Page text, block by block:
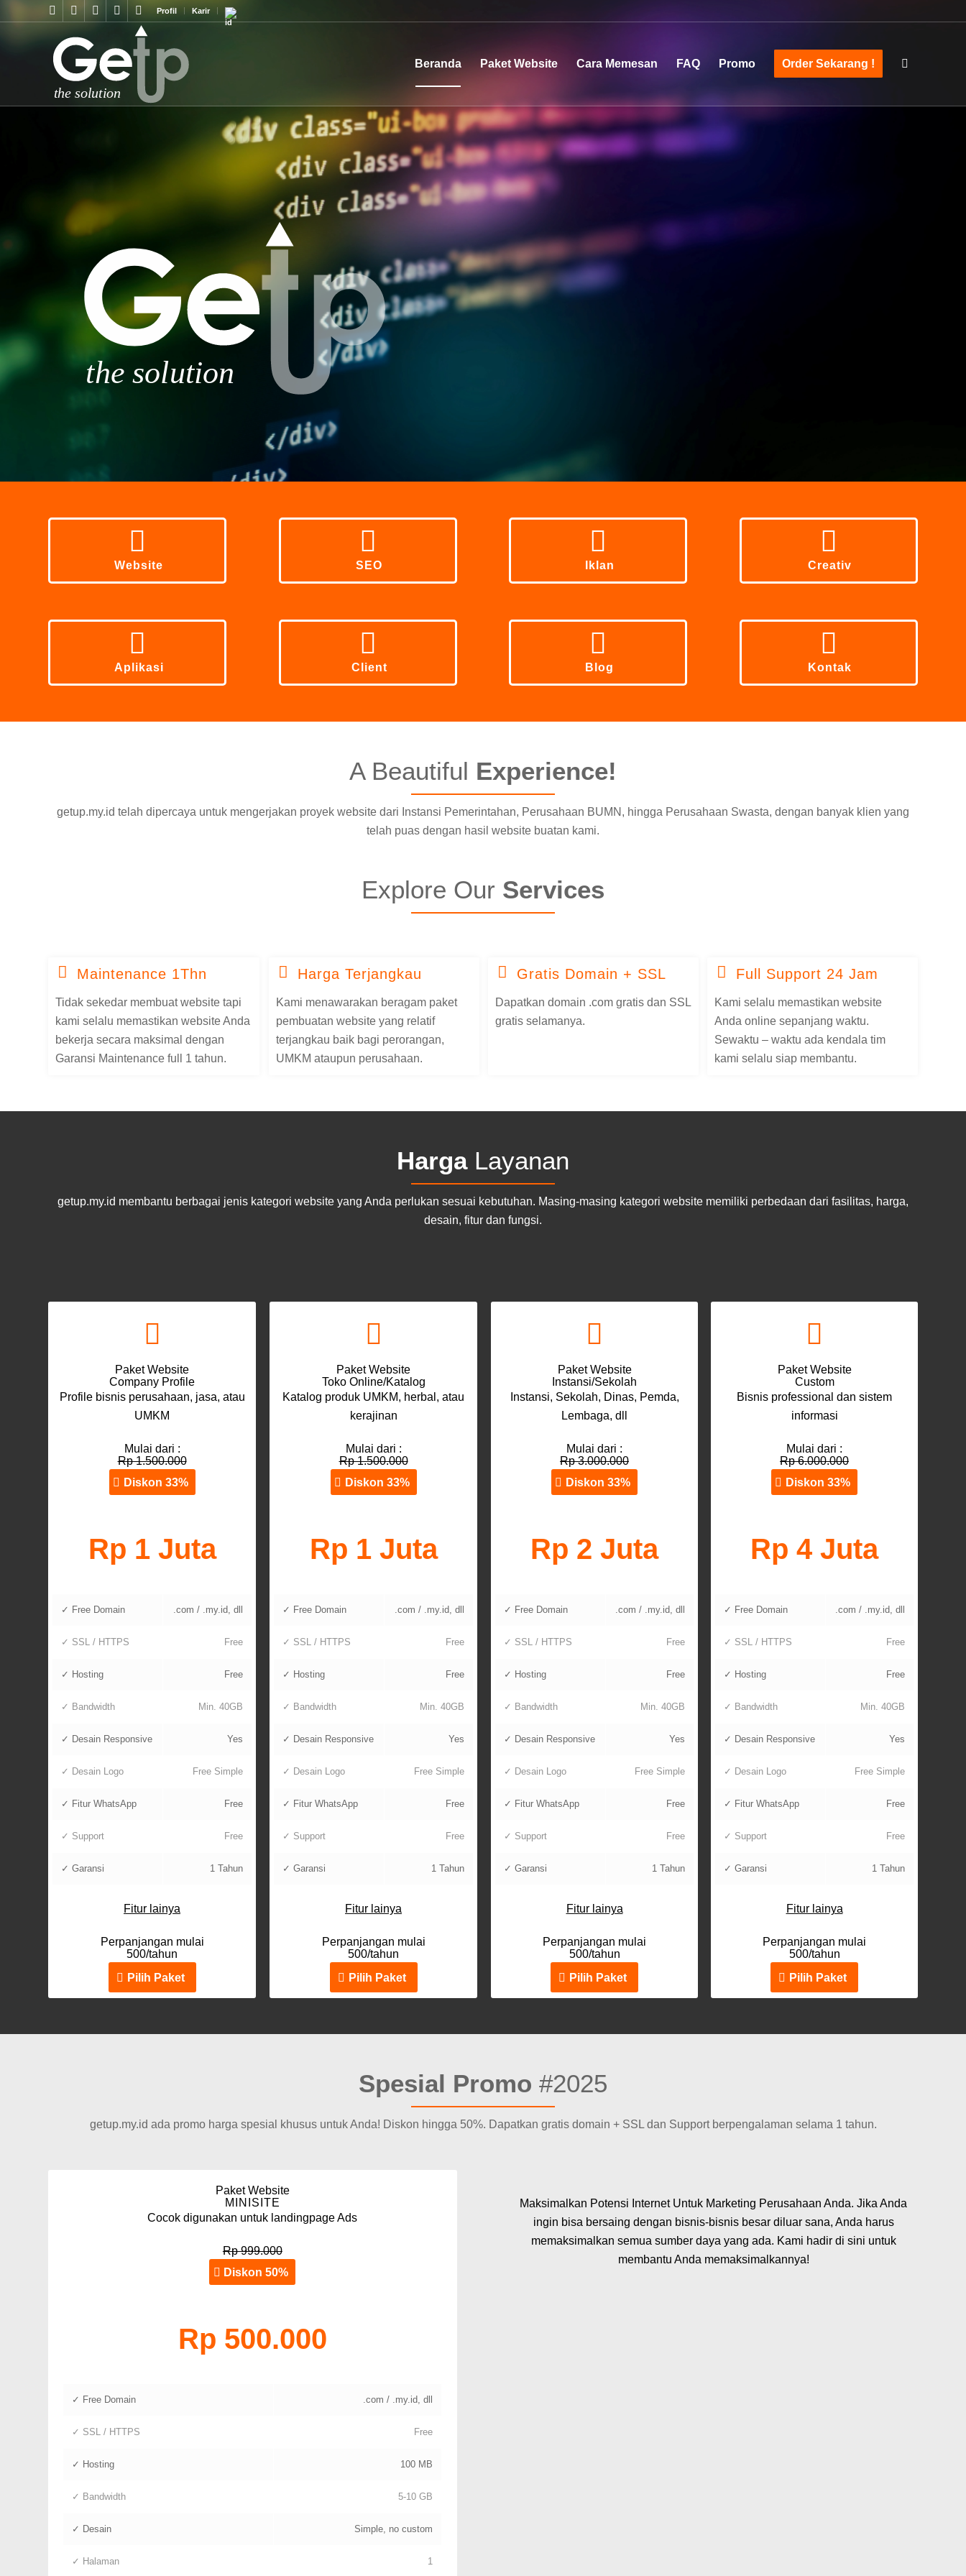
Profil Karir
the solution
Beranda Paket Website Cara Memesan FAQ Promo Order Sekarang !
Website SEO Iklan Creativ
Aplikasi Client Blog Kontak
A Beautiful Experience!
getup.my.id telah dipercaya untuk mengerjakan proyek website dari Instansi Pemerintahan, Perusahaan BUMN, hingga Perusahaan Swasta, dengan banyak klien yang
telah puas dengan hasil website buatan kami.
Explore Our Services
Maintenance 1Thn
Tidak sekedar membuat website tapi
kami selalu memastikan website Anda
bekerja secara maksimal dengan
Garansi Maintenance full 1 tahun.
Harga Terjangkau
Kami menawarakan beragam paket
pembuatan website yang relatif
terjangkau baik bagi perorangan,
UMKM ataupun perusahaan.
Gratis Domain + SSL
Dapatkan domain .com gratis dan SSL
gratis selamanya.
Full Support 24 Jam
Kami selalu memastikan website
Anda online sepanjang waktu.
Sewaktu – waktu ada kendala tim
kami selalu siap membantu.
HargaLayanan
getup.my.id membantu berbagai jenis kategori website yang Anda perlukan sesuai kebutuhan. Masing-masing kategori website memiliki perbedaan dari fasilitas, harga,
desain, fitur dan fungsi.
Paket Website
Company Profile
Profile bisnis perusahaan, jasa, atau
UMKM
Mulai dari :
Rp 1.500.000
Diskon 33%
Rp 1 Juta
✓ Free Domain .com / .my.id, dll
✓ SSL / HTTPS Free
✓ Hosting Free
✓ Bandwidth Min. 40GB
✓ Desain Responsive Yes
✓ Desain Logo Free Simple
✓ Fitur WhatsApp Free
✓ Support Free
✓ Garansi 1 Tahun
Fitur lainya
Perpanjangan mulai
500/tahun
Pilih Paket
Paket Website
Toko Online/Katalog
Katalog produk UMKM, herbal, atau
kerajinan
Mulai dari :
Rp 1.500.000
Diskon 33%
Rp 1 Juta
✓ Free Domain .com / .my.id, dll
✓ SSL / HTTPS Free
✓ Hosting Free
✓ Bandwidth Min. 40GB
✓ Desain Responsive Yes
✓ Desain Logo Free Simple
✓ Fitur WhatsApp Free
✓ Support Free
✓ Garansi 1 Tahun
Fitur lainya
Perpanjangan mulai
500/tahun
Pilih Paket
Paket Website
Instansi/Sekolah
Instansi, Sekolah, Dinas, Pemda,
Lembaga, dll
Mulai dari :
Rp 3.000.000
Diskon 33%
Rp 2 Juta
✓ Free Domain .com / .my.id, dll
✓ SSL / HTTPS Free
✓ Hosting Free
✓ Bandwidth Min. 40GB
✓ Desain Responsive Yes
✓ Desain Logo Free Simple
✓ Fitur WhatsApp Free
✓ Support Free
✓ Garansi 1 Tahun
Fitur lainya
Perpanjangan mulai
500/tahun
Pilih Paket
Paket Website
Custom
Bisnis professional dan sistem
informasi
Mulai dari :
Rp 6.000.000
Diskon 33%
Rp 4 Juta
✓ Free Domain .com / .my.id, dll
✓ SSL / HTTPS Free
✓ Hosting Free
✓ Bandwidth Min. 40GB
✓ Desain Responsive Yes
✓ Desain Logo Free Simple
✓ Fitur WhatsApp Free
✓ Support Free
✓ Garansi 1 Tahun
Fitur lainya
Perpanjangan mulai
500/tahun
Pilih Paket
Spesial Promo #2025
getup.my.id ada promo harga spesial khusus untuk Anda! Diskon hingga 50%. Dapatkan gratis domain + SSL dan Support berpengalaman selama 1 tahun.
Paket Website
MINISITE
Cocok digunakan untuk landingpage Ads
Rp 999.000
Diskon 50%
Rp 500.000
✓ Free Domain .com / .my.id, dll
✓ SSL / HTTPS Free
✓ Hosting 100 MB
✓ Bandwidth 5-10 GB
✓ Desain Simple, no custom
✓ Halaman 1
Maksimalkan Potensi Internet Untuk Marketing Perusahaan Anda. Jika Anda
ingin bisa bersaing dengan bisnis-bisnis besar diluar sana, Anda harus
memaksimalkan semua sumber daya yang ada. Kami hadir di sini untuk
membantu Anda memaksimalkannya!